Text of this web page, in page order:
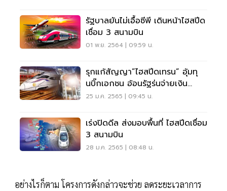
รัฐบาลยันไม่เอื้อซีพี เดินหน้าไฮสปีด
เชื่อม 3 สนามบิน
01 พ.ย. 2564 | 09:59 น.
รุกแก้สัญญา”ไฮสปีดเทรน” อุ้มทุ
นบิ๊กเอกชน อ้อนรัฐร่นจ่ายเงิน
อุดหนุน-อ้างเซฟดอกเบี้ย
25 ม.ค. 2565 | 09:45 น.
เร่งปิดดีล ส่งมอบพื้นที่ ไฮสปีดเชื่อม
3 สนามบิน
28 ม.ค. 2565 | 08:48 น.
อย่างไรก็ตาม โครงการดังกล่าวจะช่วย ลดระยะเวลาการ